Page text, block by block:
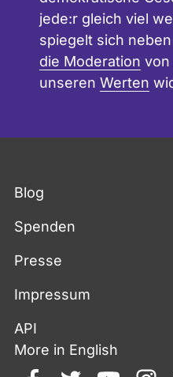
jede:r gleich viel
spiegelt sich
die Moderation von
unseren Werten
Blog
Spenden
Presse
Impressum
API
More in English